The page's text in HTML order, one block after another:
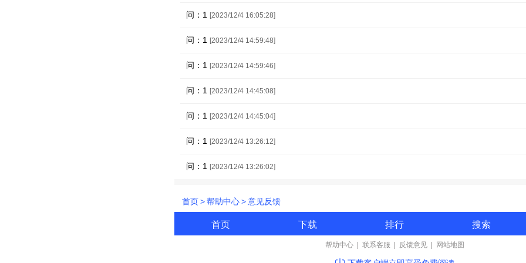
问：1 [2023/12/4 16:05:28]
问：1 [2023/12/4 14:59:48]
问：1 [2023/12/4 14:59:46]
问：1 [2023/12/4 14:45:08]
问：1 [2023/12/4 14:45:04]
问：1 [2023/12/4 13:26:12]
问：1 [2023/12/4 13:26:02]
首页>帮助中心>意见反馈
首页 下载 排行 搜索
帮助中心 联系客服 反馈意见 网站地图